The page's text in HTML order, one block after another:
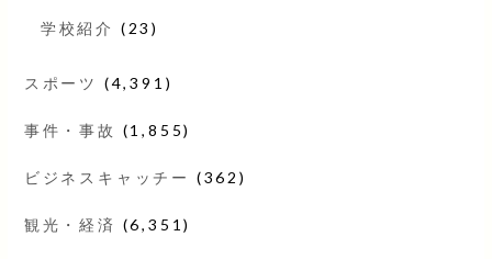
学校紹介 (23)
スポーツ (4,391)
事件・事故 (1,855)
ビジネスキャッチー (362)
観光・経済 (6,351)